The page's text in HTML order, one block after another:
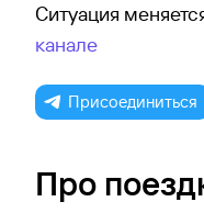
Ситуация
канале
Присоединиться
Про